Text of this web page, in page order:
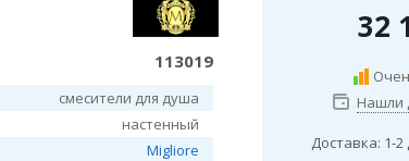
113019
смесители для душа
настенный
Migliore
32
Нашли
Доставка: 1-2